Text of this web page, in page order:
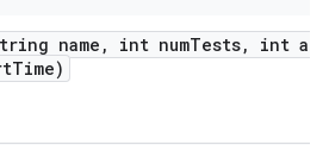
name , int numTests,
int
Time)